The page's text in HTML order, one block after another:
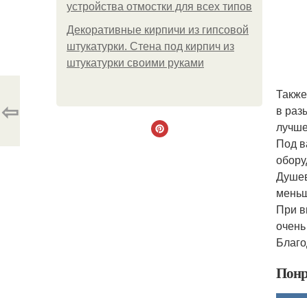
устройства отмостки для всех типов
Декоративные кирпичи из гипсовой
штукатурки. Стена под кирпич из
штукатурки своими руками
в
Под
При
⇦